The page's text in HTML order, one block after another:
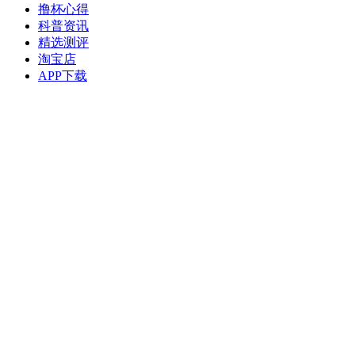
撸杯心得
科普资讯
精选测评
淘宝店
APP下载